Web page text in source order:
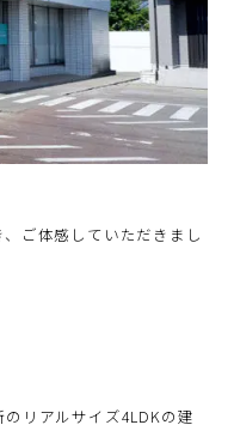
ご体感していただきまし
リアルサイズ4LDKの建